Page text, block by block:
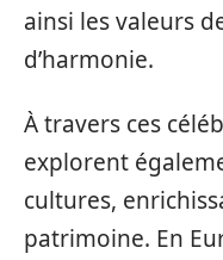
ainsi les valeurs
d’harmonie.
À travers ces
explorent
cultures,
patrimoine. En